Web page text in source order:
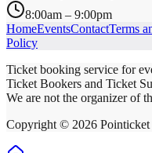
8:00am – 9:00pm
HomeEventsContactTerms
Policy
Ticket booking service for
Ticket Bookers and Ticket
We are not the organizer of
Copyright © 2026 Pointicket